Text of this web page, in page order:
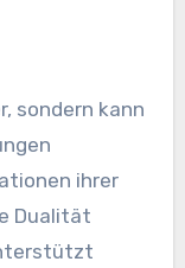
sondern kann
ihrer
Dualität